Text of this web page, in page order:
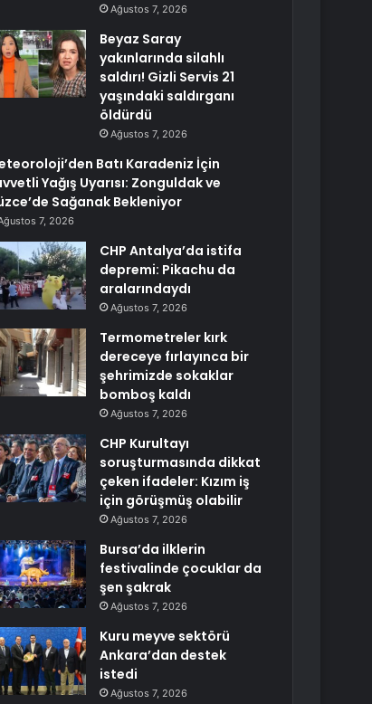
Ağustos 7, 2026
Beyaz Saray
yakınlarında silahlı
saldırı! Gizli Servis 21
yaşındaki saldırganı
öldürdü
Ağustos 7, 2026
Batı Karadeniz İçin
Yağış Uyarısı: Zonguldak ve
Sağanak Bekleniyor
7, 2026
CHP Antalya’da istifa
depremi: Pikachu da
aralarındaydı
Ağustos 7, 2026
Termometreler kırk
dereceye fırlayınca bir
şehrimizde sokaklar
bomboş kaldı
Ağustos 7, 2026
CHP Kurultayı
soruşturmasında dikkat
çeken ifadeler: Kızım iş
için görüşmüş olabilir
Ağustos 7, 2026
Bursa’da ilklerin
festivalinde çocuklar da
şen şakrak
Ağustos 7, 2026
Kuru meyve sektörü
Ankara’dan destek
istedi
Ağustos 7, 2026